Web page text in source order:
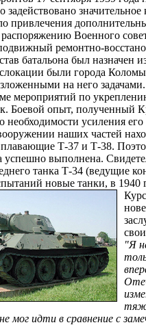
задействовано
привлечения
Военного
ремонтно-
батальона был назначен
были города
на него задачами.
мероприятий по
Боевой опыт, полученный
необходимости усиления
наших частей
Т-37 и Т-38.
успешно выполнена.
танка Т-34 (ведущие
новые танки, в
"Я
мог идти в сравнение с